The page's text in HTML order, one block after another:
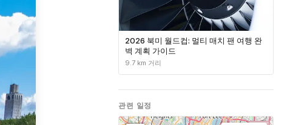
2026 북미 월드컵: 멀티 매치 팬 여행 완
벽 계획 가이드
9.7 km 거리
관련 일정